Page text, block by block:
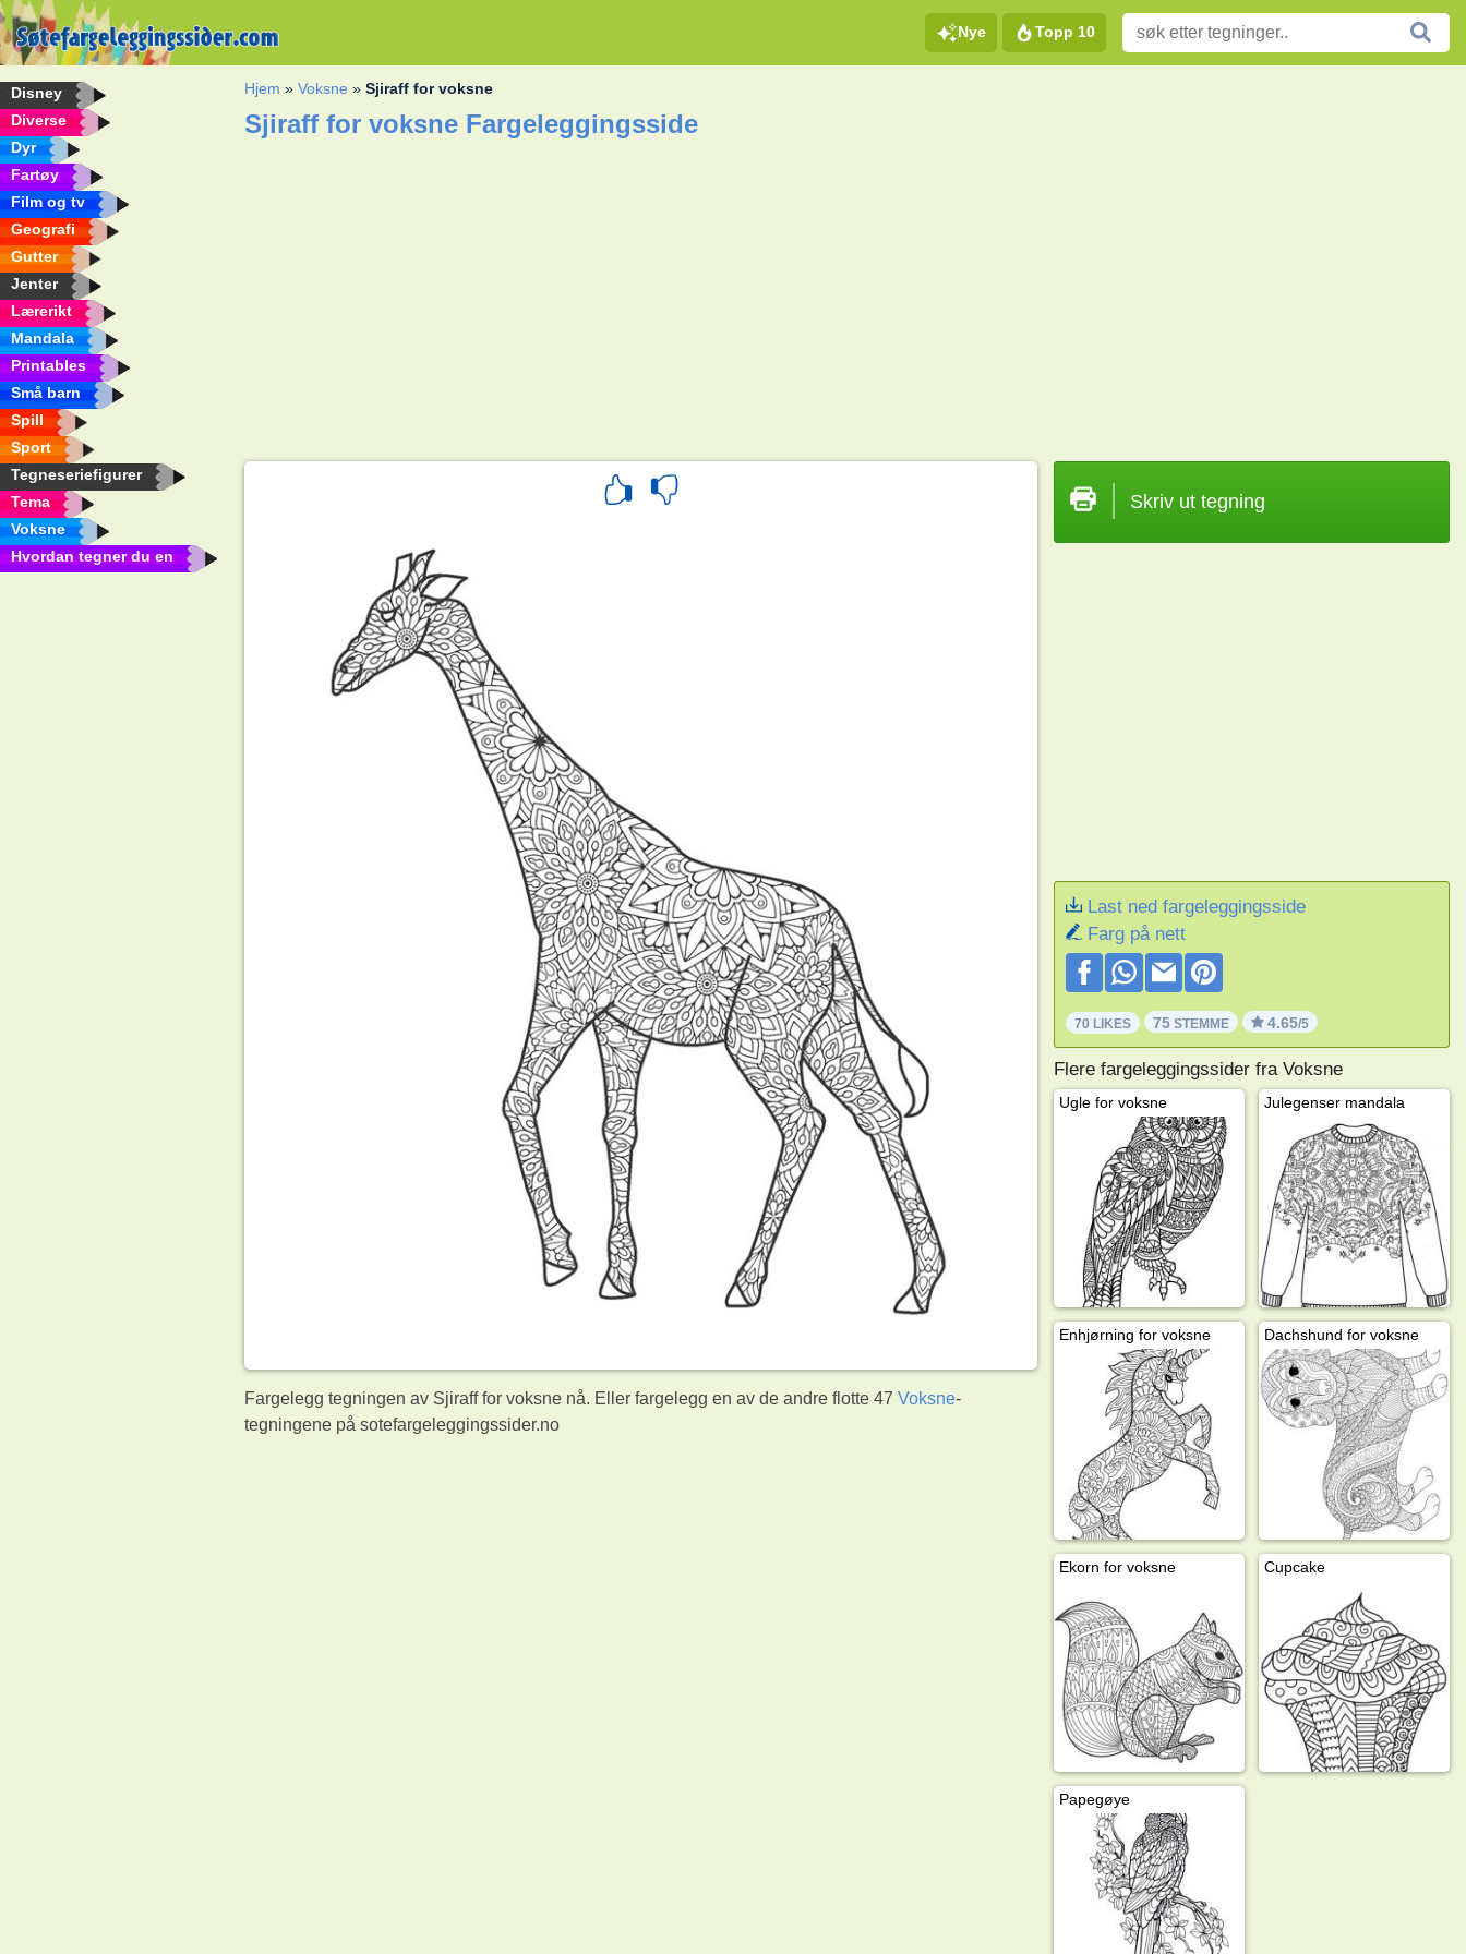
Nye Topp 10
Disney
Diverse
Dyr
Fartøy
Film og tv
Geografi
Gutter
Jenter
Lærerikt
Mandala
Printables
Små barn
Spill
Sport
Tegneseriefigurer
Tema
Voksne
Hvordan tegner du en
Hjem »Voksne »Sjiraff for voksne
Sjiraff for voksne Fargeleggingsside
Fargelegg tegningen av Sjiraff for voksne nå. Eller fargelegg en av de andre flotte 47Voksne-
tegningene på sotefargeleggingssider.no
Skriv ut tegning
Last ned fargeleggingsside
Farg på nett
70 LIKES 75STEMME 4.65/5
Flere fargeleggingssider fra Voksne
Ugle for voksne Julegenser mandala
Enhjørning for voksne Dachshund for voksne
Ekorn for voksne Cupcake
Papegøye